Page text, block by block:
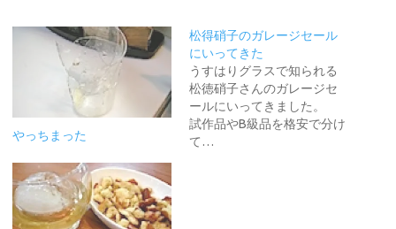
やっちまった
松得硝子のガレージセール
にいってきた
うすはりグラスで知られる
松徳硝子さんのガレージセ
ールにいってきました。
試作品やB級品を格安で分け
て…